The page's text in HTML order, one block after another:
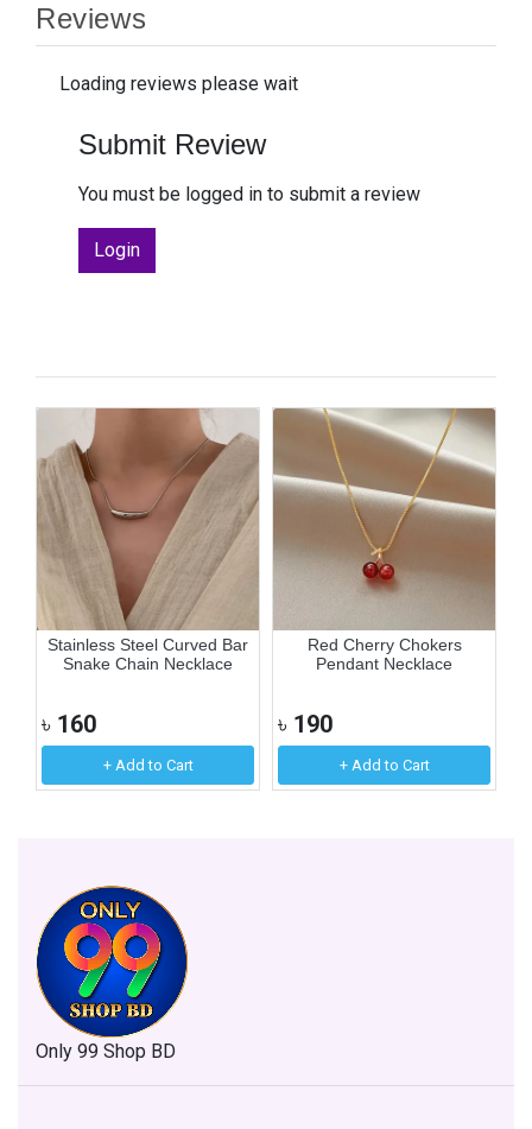
Reviews
Loading reviews please wait
Submit Review
You must be logged in to submit a review
Login
Stainless Steel Curved Bar
Snake Chain Necklace
৳ 160
+ Add to Cart
Red Cherry Chokers
Pendant Necklace
৳ 190
+ Add to Cart
Only 99 Shop BD